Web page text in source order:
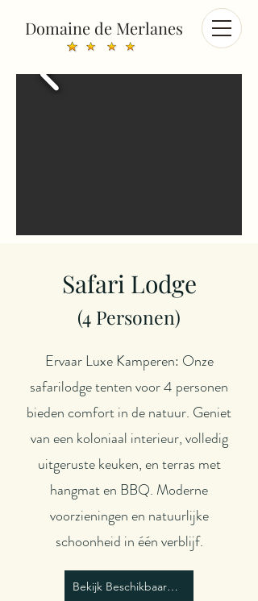
Domaine de Merlanes
Safari Lodge
(4 Personen)
Ervaar Luxe Kamperen: Onze
safarilodge tenten voor 4 personen
bieden comfort in de natuur. Geniet
van een koloniaal interieur, volledig
uitgeruste keuken, en terras met
hangmat en BBQ. Moderne
voorzieningen en natuurlijke
schoonheid in één verblijf.
Bekijk Beschikbaarheid